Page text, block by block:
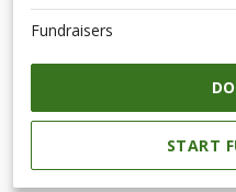
Fundraisers
START